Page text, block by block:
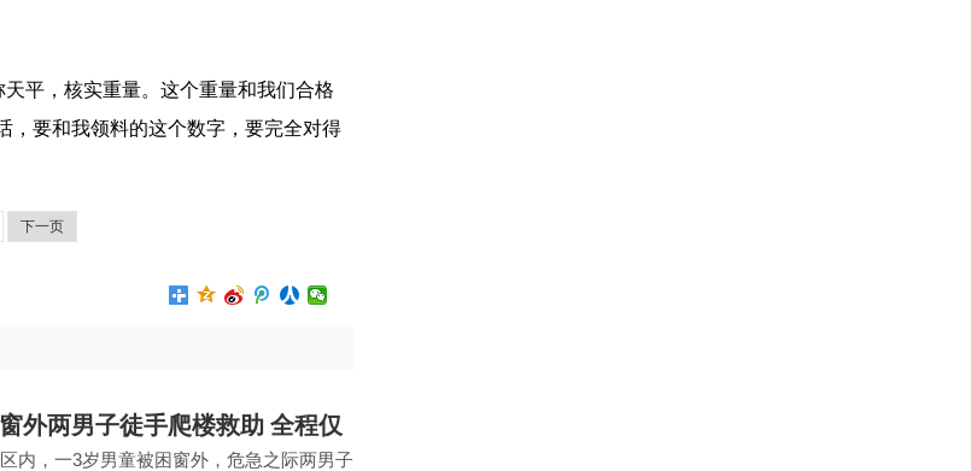
平，核实重量。这个重量和我们合格
，要和我领料的这个数字，要完全对得
下一页
外两男子徒手爬楼救助 全程仅
内，一3岁男童被困窗外，危急之际两男子